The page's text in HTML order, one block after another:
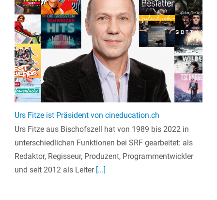
Urs Fitze ist Präsident von cineducation.ch
Urs Fitze aus Bischofszell hat von 1989 bis 2022 in
unterschiedlichen Funktionen bei SRF gearbeitet: als
Redaktor, Regisseur, Produzent, Programmentwickler
und seit 2012 als Leiter[...]